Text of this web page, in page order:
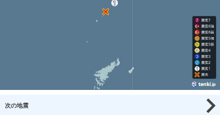
次の地震